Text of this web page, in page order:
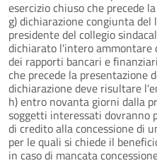
esercizio chiuso che precede
g) dichiarazione congiunta
presidente del collegio
dichiarato l'intero ammontare
dei rapporti bancari e
che precede la presentazione
dichiarazione deve risultare
h) entro novanta giorni dalla
soggetti interessati dovranno
di credito alla concessione di
per le quali si chiede il
in caso di mancata